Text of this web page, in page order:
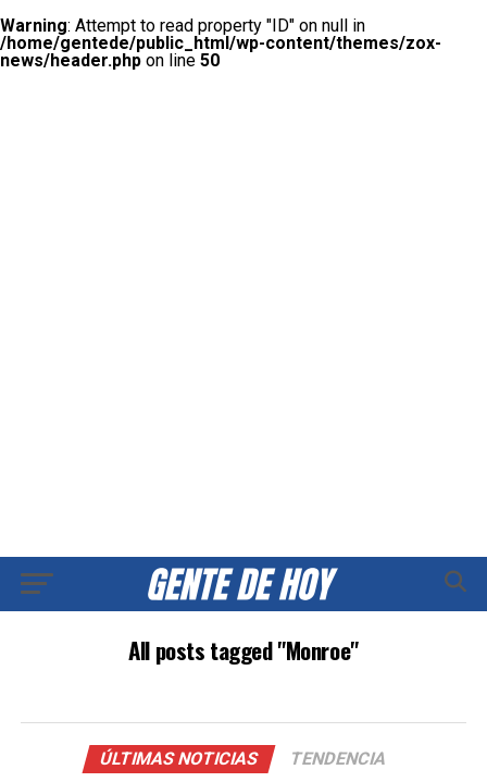
Warning: Attempt to read property "ID" on null in
/home/gentede/public_html/wp-content/themes/zox-
news/header.php on line 50
All posts tagged "Monroe"
ÚLTIMAS NOTICIAS TENDENCIA